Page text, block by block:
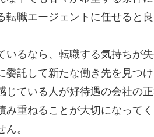
職エージェントに任せると良
るなら、転職する気持ちが
託して新たな働き先を見つけ
じている人が好待遇の会社の
み重ねることが大切になって
。